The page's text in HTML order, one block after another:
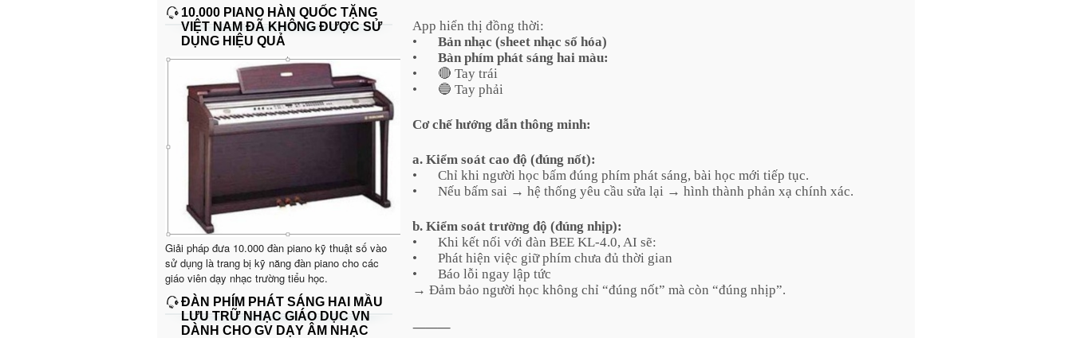
10.000 PIANO HÀN QUỐC TẶNG
VIỆT NAM ĐÃ KHÔNG ĐƯỢC SỬ
DỤNG HIỆU QUẢ
Giải pháp đưa 10.000 đàn piano kỹ thuật số vào
sử dụng là trang bị kỹ năng đàn piano cho các
giáo viên dạy nhạc trường tiểu học.
ĐÀN PHÍM PHÁT SÁNG HAI MẦU
LƯU TRỮ NHẠC GIÁO DỤC VN
DÀNH CHO GV DẠY ÂM NHẠC
App hiển thị đồng thời:
•
Bản nhạc (sheet nhạc số hóa)
•
Bàn phím phát sáng hai màu:
•
🔴 Tay trái
•
🔵 Tay phải
Cơ chế hướng dẫn thông minh:
a. Kiểm soát cao độ (đúng nốt):
•
Chỉ khi người học bấm đúng phím phát sáng, bài học mới tiếp tục.
•
Nếu bấm sai → hệ thống yêu cầu sửa lại → hình thành phản xạ chính xác.
b. Kiểm soát trường độ (đúng nhịp):
•
Khi kết nối với đàn BEE KL-4.0, AI sẽ:
•
Phát hiện việc giữ phím chưa đủ thời gian
•
Báo lỗi ngay lập tức
→ Đảm bảo người học không chỉ “đúng nốt” mà còn “đúng nhịp”.
⸻